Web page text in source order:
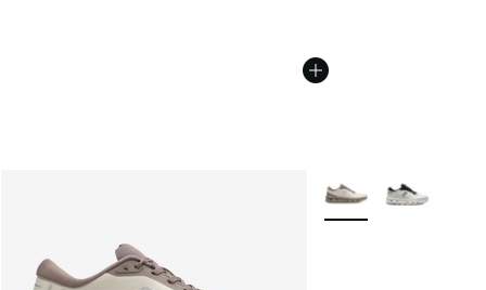
Weitere Farben